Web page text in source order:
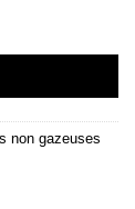
non gazeuses